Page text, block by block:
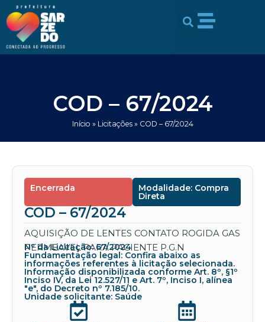
conteúdo
para
conteúdo
COD – 67/2024
Início » Licitações» COD – 67/2024
Encerrada Modalidade: Compra
Direta
COD – 67/2024
AQUISIÇÃO DE LENTES CONTATO ROGIDA GAS
PERMEAVEL PARA PACIENTE P.G.N
Nº da Licitação: 67/2024
Fundamentação legal: Confira abaixo as
informações referentes à licitação selecionada.
Informação disponibilizada conforme Art. 8º, §1º
Inciso IV, da Lei 12.527/11 e Art. 7º, Inciso I, alínea
"e", do Decreto nº 7.185/10.
Unidade solicitante: Saúde